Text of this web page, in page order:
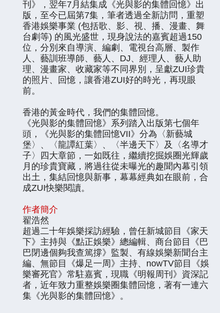
刊》，翌年7月結集成《光與影的集體回憶》出
版，至今已屆第7集，筆者透過全新訪問，重塑
香港娛樂事業 (包括歌、影、視、播、漫畫、舞
台劇等) 的風光盛世，現身說法的嘉賓超過150
位，分別來自導演、編劇、電視台高層、製作
人、藝訓班導師、藝人、DJ、經理人、藝人助
理、漫畫家、收藏家等不同界別，呈獻ZUI珍貴
的照片、回憶，讓香港ZUI好的時光，再現眼
前。
香港的黃金時代，我們的集體回憶。
《光與影的集體回憶》系列踏入出版第七個年
頭，《光與影的集體回憶VII》分為〈新藝城
堡〉、〈龍譚紅葉〉、〈半邊天下〉及〈名導才
子〉四大章節，一如既往，繼續挖掘娛圈光輝歲
月的珍貴寶藏，將過往從未曝光的趣聞內幕引領
出土，集結回憶與新事，幕幕經典如在眼前，合
成ZUI快樂閱讀。
作者簡介
翟浩然
超過二十年娛樂採訪經驗，曾任新城節目《家天
下》主持與《點正娛樂》總編輯、商台節目《巴
巴閉邊個夠我查篤撐》監製、有線娛樂新聞台主
編、無節目《爆足一周》主持、nowTV節目《娛
樂審死官》常駐嘉賓，現職《明報周刊》資深記
者，近年致力重整娛樂圈集體回憶，著有一連六
集《光與影的集體回憶》。